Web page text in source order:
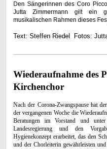
Den Sängerinnen des Coro
Jutta Zimmermann gilt ein
musikalischen Rahmen dieses
Text: Steffen Riedel Fotos:
Wiederaufnahme des
Kirchenchor
Nach der Corona-Zwangspause hat
der vergangenen Woche die
Beratungen im Vorstand und
Landesregierung und den
Hygienekonzept erarbeitet, das den
und der Chorleiterin gewährleisten